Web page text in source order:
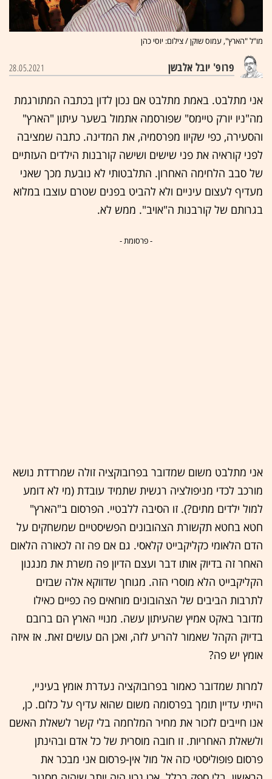
מו"ל "הארץ", עמוס שוקן / צילום: יוסי כהן
פרופ' יובל אלבשן 28.05.2021
אני מתלבט. באמת מתלבט אם נכון לדון בכתבה המתורגמת
מה"ניו יורק טיימס" שפורסמה אתמול בשער עיתון "הארץ"
והסעירה, כפי שקיוו מפרסמיה, את המדינה. כתבה שמציבה
לפני קוראיה את פני שישים ושישה קורבנות הילדים העזתיים
של סבב הלחימה האחרון. התלבטותי לא נובעת מכך שאני
מעדיף לעצום עיניים ולא להביט בפנים שטרם עוצבו במלוא
בגרותם של קורבנות ה"אויב". ממש לא.
- פרסומת -
אני מתלבט משום שמדובר בפרובוקציה זולה שמרדדת נושא
מורכב לכדי מניפולציה רגשית שתמיד עובדת (מי לא דומע
למול ילדים מתים?). זו הסיבה ללבטיי. הפרסום ב"הארץ"
חטא בחטא תקשורת הצהובונים הפשיסטיים שמשחקים על
הדם הלאומי כקליקבייט קלאסי. גם אם פה זה לכאורה הלאום
האחר זה בדיוק אותו דבר ועצם הדיון פה משרת את מנגנון
הקליקבייט הלא מוסרי הזה. מגוחך שדווקא אלה שבזים
לתרבות הביבים של הצהובונים מוחאים פה כפיים כאילו
מדובר באקט אמיץ שהעיתון עשה. מנויי הארץ הם ברובם
בדיוק הקהל שאמור להריע לזה, ואכן הם עושים זאת. אז איזה
אומץ יש פה?
למרות שמדובר כאמור בפרובוקציה נעדרת אומץ בעיניי,
הייתי עדיין תומך בפרסומה משום שהוא עדיף על כלום. כן,
אנו חייבים לזכור את מחיר המלחמה בלי קשר לשאלת האשם
ולשאלת האחריות. זו חובה מוסרית של כל אדם ובהינתן
פרסום פופוליסטי כזה אל מול אין-פרסום אני מבכר את